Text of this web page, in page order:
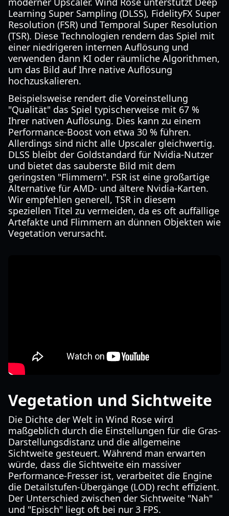
Learning Super Sampling (DLSS), FidelityFX Super
Resolution (FSR) und Temporal Super Resolution
(TSR). Diese Technologien rendern das Spiel mit
einer niedrigeren internen Auflösung und
verwenden dann KI oder räumliche Algorithmen,
um das Bild auf Ihre native Auflösung
hochzuskalieren.
Beispielsweise rendert die Voreinstellung
"Qualität" das Spiel typischerweise mit 67 %
Ihrer nativen Auflösung. Dies kann zu einem
Performance-Boost von etwa 30 % führen.
Allerdings sind nicht alle Upscaler gleichwertig.
DLSS bleibt der Goldstandard für Nvidia-Nutzer
und bietet das sauberste Bild mit dem
geringsten "Flimmern". FSR ist eine großartige
Alternative für AMD- und ältere Nvidia-Karten.
Wir empfehlen generell, TSR in diesem
speziellen Titel zu vermeiden, da es oft auffällige
Artefakte und Flimmern an dünnen Objekten wie
Vegetation verursacht.
Vegetation und Sichtweite
Die Dichte der Welt in Wind Rose wird
maßgeblich durch die Einstellungen für die Gras-
Darstellungsdistanz und die allgemeine
Sichtweite gesteuert. Während man erwarten
würde, dass die Sichtweite ein massiver
Performance-Fresser ist, verarbeitet die Engine
die Detailstufen-Übergänge (LOD) recht effizient.
Der Unterschied zwischen der Sichtweite "Nah"
und "Episch" liegt oft bei nur 3 FPS.